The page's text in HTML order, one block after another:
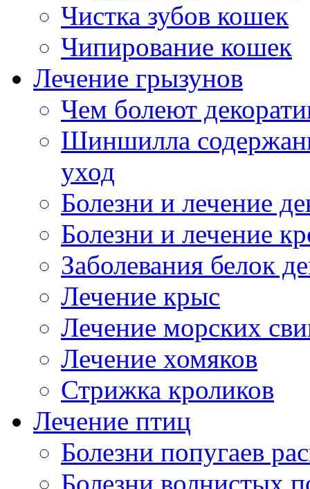
Чистка зубов кошек
Чипирование кошек
Лечение грызунов
Чем болеют
Шиншилла
уход
Болезни и лечение
Болезни и лечение
Заболевания белок
Лечение крыс
Лечение морских
Лечение хомяков
Стрижка кроликов
Лечение птиц
Болезни попугаев